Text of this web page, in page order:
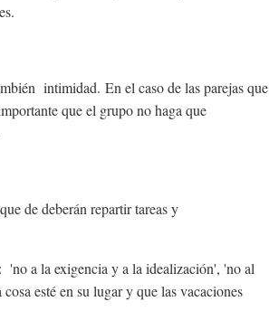
intimidad. En el caso de las parejas que
que el grupo no haga que
de deberán repartir tareas y
'no a la exigencia y a la idealización', 'no al
esté en su lugar y que las vacaciones